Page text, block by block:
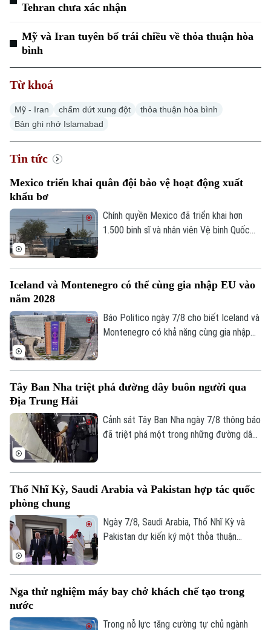
Chuyên mục
Thời sự
Chính trị
Hà Nội
Nhịp sống Hà Nội
Thế giới
Tehran chưa xác nhận
Mỹ và Iran tuyên bố trái chiều về thỏa thuận hòa
bình
Từ khoá
Mỹ - Iran chấm dứt xung đột
thỏa thuận hòa bình
Bản ghi nhớ Islamabad
Tin tức
Mexico triển khai quân đội bảo vệ hoạt động xuất
khẩu bơ
Chính quyền Mexico đã triển khai hơn
1.500 binh sĩ và nhân viên Vệ binh Quốc
bạo lực của các băng nhóm tội phạm ảnh
sang Mỹ.
Iceland và Montenegro có thể cùng gia nhập EU vào
năm 2028
Báo Politico ngày 7/8 cho biết Iceland và
Montenegro có khả năng cùng gia nhập
nối lại đàm phán gia nhập EU vào cuối
Tây Ban Nha triệt phá đường dây buôn người qua
Địa Trung Hải
Cảnh sát Tây Ban Nha ngày 7/8 thông báo
đã triệt phá một trong những đường dây
Thổ Nhĩ Kỳ, Saudi Arabia và Pakistan hợp tác quốc
phòng chung
Ngày 7/8, Saudi Arabia, Thổ Nhĩ Kỳ và
Pakistan dự kiến ký một thỏa thuận
Nga thử nghiệm máy bay chở khách chế tạo trong
nước
Trong nỗ lực tăng cường tự chủ ngành